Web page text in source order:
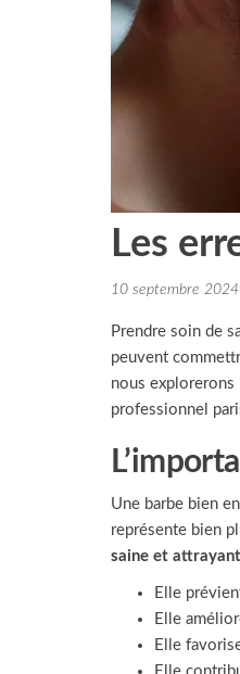
Les
10 septembre 2024
Prendre soin de
peuvent
nous explorerons
professionnel
Une barbe bien
représente bien
saine et
Elle
Elle
Elle